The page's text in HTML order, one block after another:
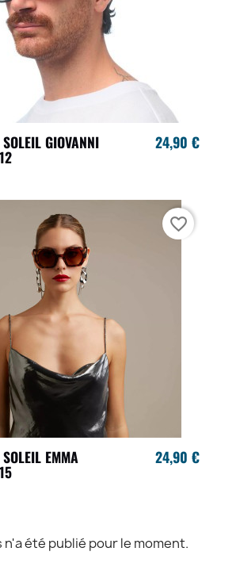
GIOVANNI 24,90 €
EMMA 24,90 €
favorite_border
n'a été publié pour le moment.